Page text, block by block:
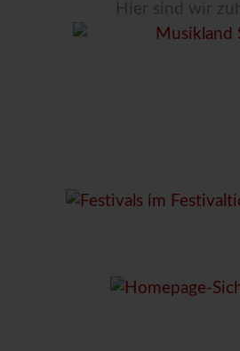
Hier sind wir